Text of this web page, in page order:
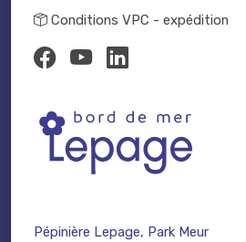
Conditions VPC - expédition
Pépinière Lepage, Park Meur